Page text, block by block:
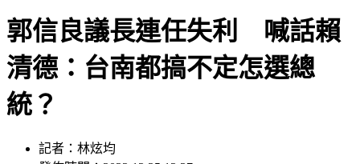
郭信良議長連任失利 喊話賴
清德：台南都搞不定怎選總
統？
記者：林炫均